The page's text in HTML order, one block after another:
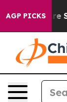
AGP PICKS
Are